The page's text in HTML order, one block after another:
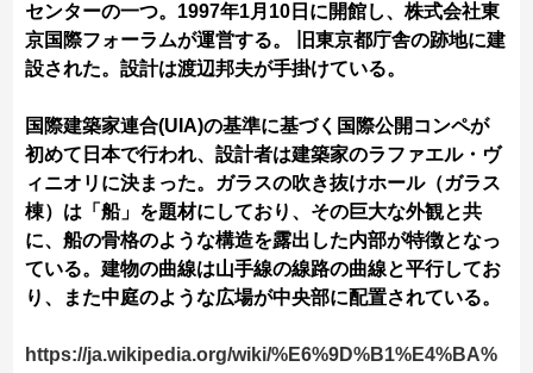
センターの一つ。1997年1月10日に開館し、株式会社東
京国際フォーラムが運営する。 旧東京都庁舎の跡地に建
設された。設計は渡辺邦夫が手掛けている。
国際建築家連合(UIA)の基準に基づく国際公開コンペが
初めて日本で行われ、設計者は建築家のラファエル・ヴ
ィニオリに決まった。ガラスの吹き抜けホール（ガラス
棟）は「船」を題材にしており、その巨大な外観と共
に、船の骨格のような構造を露出した内部が特徴となっ
ている。建物の曲線は山手線の線路の曲線と平行してお
り、また中庭のような広場が中央部に配置されている。
https://ja.wikipedia.org/wiki/%E6%9D%B1%E4%BA%